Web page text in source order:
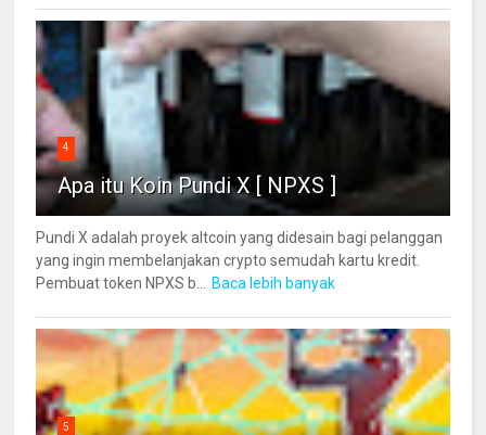
4
Apa itu Koin Pundi X [ NPXS ]
Pundi X adalah proyek altcoin yang didesain bagi pelanggan
yang ingin membelanjakan crypto semudah kartu kredit.
Pembuat token NPXS b...
Baca lebih banyak
5